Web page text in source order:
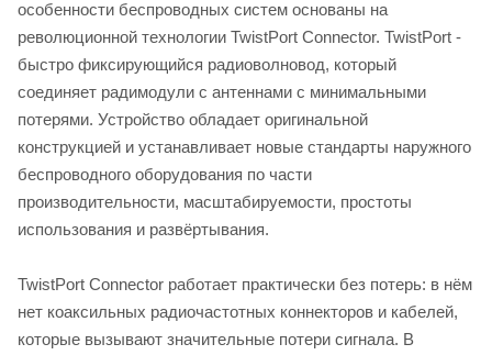
особенности беспроводных систем основаны на
революционной технологии TwistPort Connector. TwistPort -
быстро фиксирующийся радиоволновод, который
соединяет радимодули с антеннами с минимальными
потерями. Устройство обладает оригинальной
конструкцией и устанавливает новые стандарты наружного
беспроводного оборудования по части
производительности, масштабируемости, простоты
использования и развёртывания.
TwistPort Connector работает практически без потерь: в нём
нет коаксильных радиочастотных коннекторов и кабелей,
которые вызывают значительные потери сигнала. В